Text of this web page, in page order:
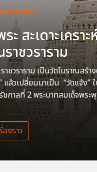
มหานครฯ
ระ สะเดาะเคร
าชวราราม
ชวราราม เป็นวัดโบราณสร้า
แล้วเปลี่ยนมาเป็น “วัดแจ้ง”
ชกาลที่ 2 พระบาทสมเด็จพระ
องราว